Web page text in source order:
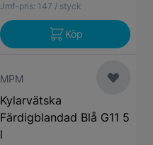
Jmf-pris: 147 / styck
Köp
MPM
Kylarvätska
Färdigblandad Blå G11 5
l